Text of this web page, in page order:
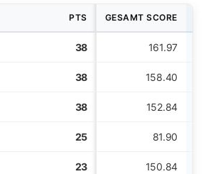
PTS GESAMT SCORE
38 161.97
38 158.40
38 152.84
25 81.90
23 150.84